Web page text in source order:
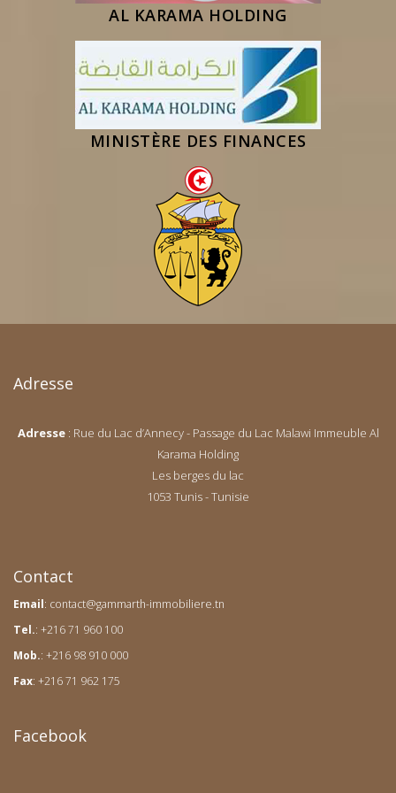
AL KARAMA HOLDING
MINISTÈRE DES FINANCES
Adresse
Adresse : Rue du Lac d’Annecy - Passage du Lac Malawi Immeuble Al
Karama Holding
Les berges du lac
1053 Tunis - Tunisie
Contact
Email: contact@gammarth-immobiliere.tn
Tel.: +216 71 960 100
Mob.: +216 98 910 000
Fax: +216 71 962 175
Facebook